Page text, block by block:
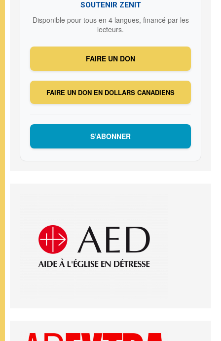
SOUTENIR ZENIT
Disponible pour tous en 4 langues, financé par les
lecteurs.
FAIRE UN DON
FAIRE UN DON EN DOLLARS CANADIENS
S’ABONNER